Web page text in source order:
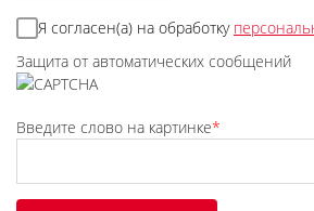
Я согласен(а) на обработку
Защита от автоматических сообщений
Введите слово на картинке*